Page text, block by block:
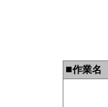
■作業名